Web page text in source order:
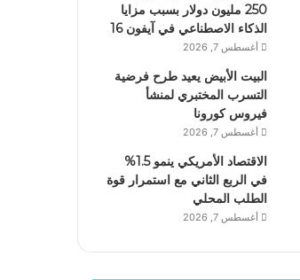
250 مليون دولار بسبب مزايا
الذكاء الاصطناعي في آيفون 16
أغسطس 7, 2026
البيت الأبيض يعيد طرح فرضية
التسرب المختبري لمنشأ
فيروس كورونا
أغسطس 7, 2026
الاقتصاد الأمريكي ينمو 1.5%
في الربع الثاني مع استمرار قوة
الطلب المحلي
أغسطس 7, 2026